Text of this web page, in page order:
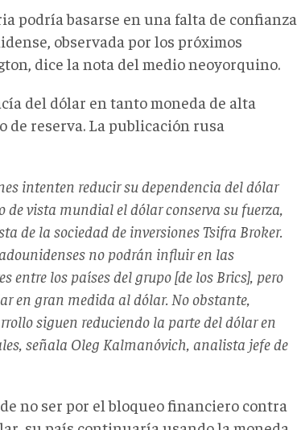
podría basarse en una falta de confianza
observada por los próximos
dice la nota del medio neoyorquino.
del dólar en tanto moneda de alta
de reserva. La publicación rusa
intenten reducir su dependencia del dólar
de vista mundial el dólar conserva su fuerza,
de la sociedad de inversiones Tsifra Broker.
no podrán influir en las
entre los países del grupo [de los Brics], pero
en gran medida al dólar. No obstante,
siguen reduciendo la parte del dólar en
señala Oleg Kalmanóvich, analista jefe de
no ser por el bloqueo financiero contra